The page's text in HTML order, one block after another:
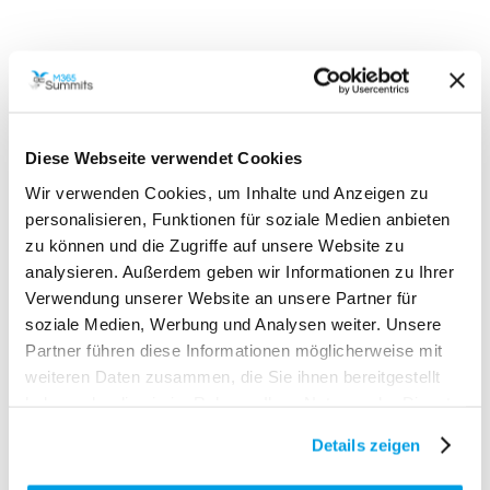
Diese Webseite verwendet Cookies
Wir verwenden Cookies, um Inhalte und Anzeigen zu
personalisieren, Funktionen für soziale Medien anbieten
zu können und die Zugriffe auf unsere Website zu
analysieren. Außerdem geben wir Informationen zu Ihrer
Verwendung unserer Website an unsere Partner für
soziale Medien, Werbung und Analysen weiter. Unsere
Partner führen diese Informationen möglicherweise mit
weiteren Daten zusammen, die Sie ihnen bereitgestellt
Details zeigen
Expertenvorträge, die nicht nur umfassende und
wertvolle Einblicke in die Microsoft 365 Plattform
bieten, sondern auch speziell darauf ausgerichtet
sind, sowohl Anfängern als auch erfahrenen Profis
praktische Kenntnisse und tiefgreifendes
Verständnis zu vermitteln.